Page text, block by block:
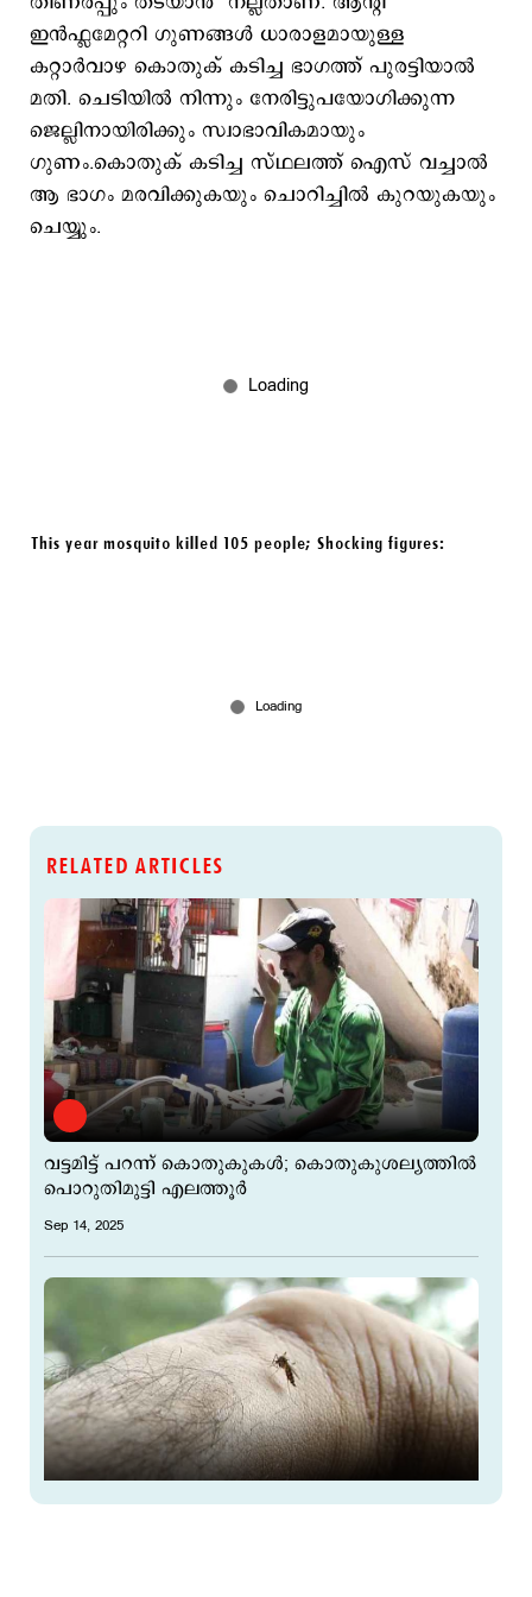
ഇൻഫ്ലമേറ്ററി ഗുണങ്ങൾ ധാരാളമായുള്ള
കറ്റാർവാഴ കൊതുക് കടിച്ച ഭാഗത്ത് പുരട്ടിയാൽ
മതി. ചെടിയിൽ നിന്നും നേരിട്ടുപയോഗിക്കുന്ന
ജെല്ലിനായിരിക്കും സ്വാഭാവികമായും
ഗുണം.കൊതുക് കടിച്ച സ്ഥലത്ത് ഐസ് വച്ചാൽ
ആ ഭാഗം മരവിക്കുകയും ചൊറിച്ചിൽ കുറയുകയും
ചെയ്യും.
This year mosquito killed 105 people; Shocking figures:
RELATED ARTICLES
വട്ടമിട്ട് പറന്ന് കൊതുകുകള്‍; കൊതുകുശല്യത്തില്‍
പൊറുതിമുട്ടി എലത്തൂർ
Sep 14, 2025